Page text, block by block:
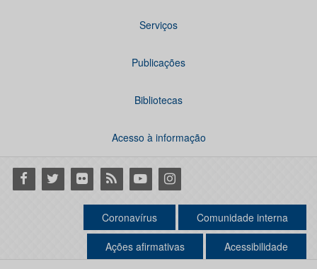
Serviços
Publicações
Bibliotecas
Acesso à informação
Facebook
Twitter Flickr RSS YoutubeInstagram
Coronavírus Comunidade interna
Ações afirmativas Acessibilidade